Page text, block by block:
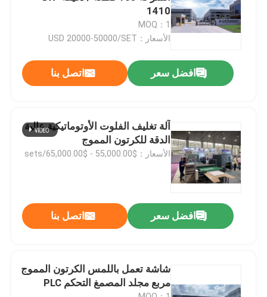
حولنا
جولة في المصنع
اتصل بنا
أخبار
القضايا
آلة تغليف الفلوت
1410
MOQ：1
الأسعار：USD 20000-50000/SET
افضل سعر اتصل بنا
آلة تغليف الفلوت الأوتوماتيكية عالية
الدقة للكرتون المموج
الأسعار：$55,000.00 - $65,000.00/sets
افضل سعر اتصل بنا
شاشة تعمل باللمس الكرتون المموج
مربع مجلد المصمغ التحكم PLC